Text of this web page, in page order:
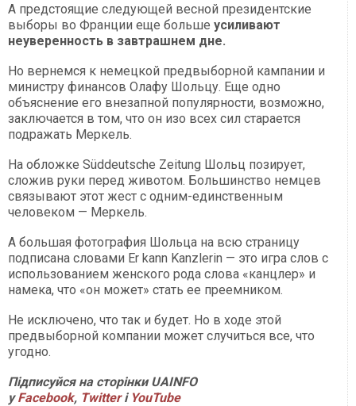
А предстоящие следующей весной президентские
выборы во Франции еще больше усиливают
неуверенность в завтрашнем дне.
Но вернемся к немецкой предвыборной кампании и
министру финансов Олафу Шольцу. Еще одно
объяснение его внезапной популярности, возможно,
заключается в том, что он изо всех сил старается
подражать Меркель.
На обложке Süddeutsche Zeitung Шольц позирует,
сложив руки перед животом. Большинство немцев
связывают этот жест с одним-единственным
человеком — Меркель.
А большая фотография Шольца на всю страницу
подписана словами Er kann Kanzlerin — это игра слов с
использованием женского рода слова «канцлер» и
намека, что «он может» стать ее преемником.
Не исключено, что так и будет. Но в ходе этой
предвыборной компании может случиться все, что
угодно.
Підписуйся на сторінки UAINFO
уFacebook, Twitterі YouTube